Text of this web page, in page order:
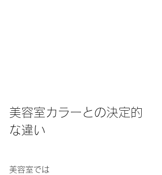
美容室カラーとの決定的
な違い
美容室では